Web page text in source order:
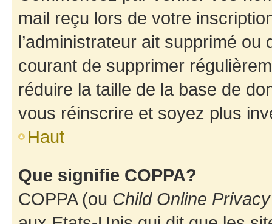
mail reçu lors de votre
l’administrateur ait supprimé
courant de supprimer
réduire la taille de la base de
vous réinscrire et soyez plus
Haut
Que signifie COPPA?
COPPA (ou Child Online